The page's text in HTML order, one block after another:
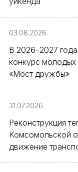
03.08.2026
В 2026–2027
конкурс молодых
«Мост дружбы»
31.07.2026
Реконструкция
Комсомольской
движение